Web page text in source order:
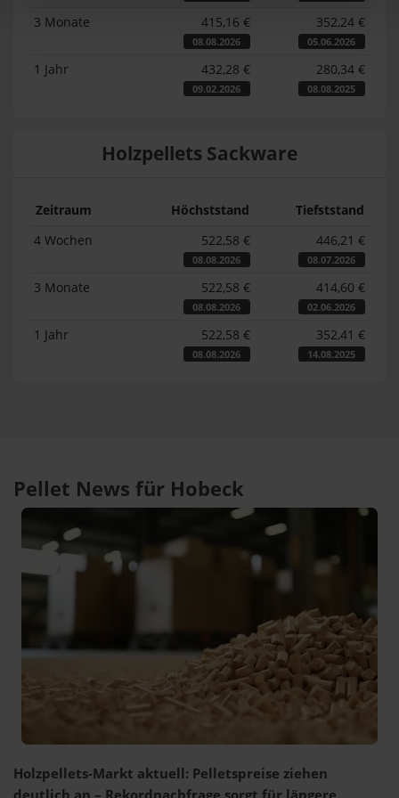
3 Monate 415,16 €
08.08.2026
352,24 €
05.06.2026
1 Jahr 432,28 €
09.02.2026
280,34 €
08.08.2025
Holzpellets Sackware
Zeitraum Höchststand
Tiefststand
4 Wochen
522,58 €
08.08.2026
446,21 €
08.07.2026
3 Monate 522,58 €
08.08.2026
414,60 €
02.06.2026
1 Jahr 522,58 €
08.08.2026
352,41 €
14.08.2025
Pellet News für Hobeck
Holzpellets-Markt aktuell: Pelletspreise ziehen